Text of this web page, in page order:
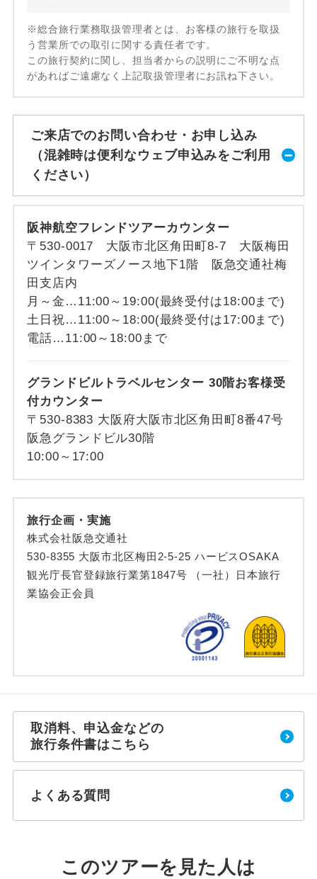
※総合旅行業務取扱管理者とは、お客様の旅行を取扱
う営業所での取引に関する責任者です。
この旅行契約に関し、担当者からの説明にご不明な点
があればご遠慮なく上記取扱管理者にお訊ね下さい。
ご来店でのお問い合わせ・お申し込み
（混雑時は便利なウェブ申込みをご利用
ください）
阪神航空フレンドツアーカウンター
〒530-0017 大阪市北区角田町8-7 大阪梅田
ツインタワーズノース地下1階 阪急交通社梅
田支店内
月～金…11:00～19:00(最終受付は18:00まで)
土日祝…11:00～18:00(最終受付は17:00まで)
電話…11:00～18:00まで
グランドビルトラベルセンター 30階お客様受
付カウンター
〒530-8383 大阪府大阪市北区角田町8番47号
阪急グランドビル30階
10:00～17:00
旅行企画・実施
株式会社阪急交通社
530-8355 大阪市北区梅田2-5-25 ハービスOSAKA
観光庁長官登録旅行業第1847号 （一社）日本旅行
業協会正会員
取消料、申込金などの
旅行条件書はこちら
よくある質問
このツアーを見た人は